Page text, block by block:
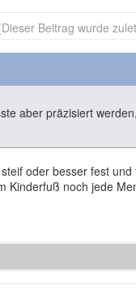
Beitrag wurde
aber präzisiert
oder besser fest
Kinderfuß noch jede